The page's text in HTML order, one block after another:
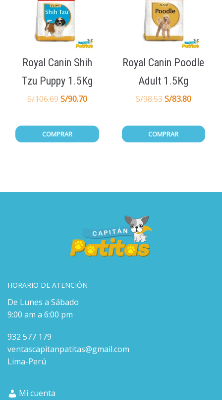
Royal Canin Shih
Tzu Puppy 1.5Kg
S/106.69S/90.70
COMPRAR
Royal Canin Poodle
Adult 1.5Kg
S/98.53S/83.80
COMPRAR
HORARIO DE ATENCIÓN
De Lunes a Sábado
9:00 am a 6:00 pm
932 577 179
ventascapitanpatitas@gmail.com
Lima-Perú
Mi cuenta